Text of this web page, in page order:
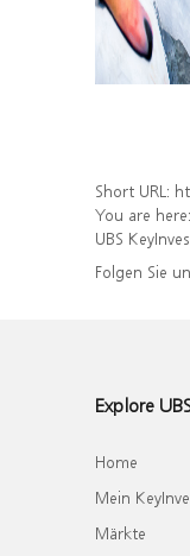
Short URL:
You are here:
UBS
Folgen Sie
Explore
Home
Mein
Märkte